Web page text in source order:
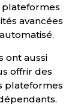
avancées
ont aussi
offrir des
plateformes